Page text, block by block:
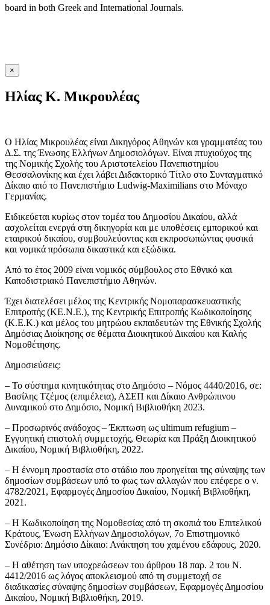
board in both Greek and International Journals.
×
Ηλίας K. Μικρουλέας
Ο Ηλίας Μικρουλέας είναι Δικηγόρος Αθηνών και γραμματέας του
Δ.Σ. της Ένωσης Ελλήνων Δημοσιολόγων. Είναι πτυχιούχος της
της Νομικής Σχολής του Αριστοτελείου Πανεπιστημίου
Θεσσαλονίκης και έχει λάβει Διδακτορικό Τίτλο στο Συνταγματικό
Δίκαιο από το Πανεπιστήμιο Ludwig-Maximilians στο Μόναχο
Γερμανίας.
Eιδικεύεται κυρίως στον τομέα του Δημοσίου Δικαίου, αλλά
ασχολείται ενεργά στη δικηγορία και με υποθέσεις εμπορικού και
εταιρικού δικαίου, συμβουλεύοντας και εκπροσωπώντας φυσικά
και νομικά πρόσωπα δικαστικά και εξώδικα.
Από το έτος 2009 είναι νομικός σύμβουλος στο Εθνικό και
Καποδιστριακό Πανεπιστήμιο Αθηνών.
Έχει διατελέσει μέλος της Κεντρικής Νομοπαρασκευαστικής
Επιτροπής (ΚΕ.Ν.Ε.), της Κεντρικής Επιτροπής Κωδικοποίησης
(Κ.Ε.Κ.) και μέλος του μητρώου εκπαιδευτών της Εθνικής Σχολής
Δημόσιας Διοίκησης σε θέματα Διοικητικού Δικαίου και Καλής
Νομοθέτησης.
Δημοσιεύσεις:
– Το σύστημα κινητικότητας στο Δημόσιο – Νόμος 4440/2016, σε:
Βασίλης Τζέμος (επιμέλεια), ΑΣΕΠ και Δίκαιο Ανθρώπινου
Δυναμικού στο Δημόσιο, Νομική Βιβλιοθήκη 2023.
– Προσωρινός ανάδοχος – Έκπτωση ως ultimum refugium –
Εγγυητική επιστολή συμμετοχής, Θεωρία και Πράξη Διοικητικού
Δικαίου, Νομική Βιβλιοθήκη, 2022.
– Η έννομη προστασία στο στάδιο που προηγείται της σύναψης των
δημοσίων συμβάσεων υπό το φως των αλλαγών που επέφερε ο ν.
4782/2021, Εφαρμογές Δημοσίου Δικαίου, Νομική Βιβλιοθήκη,
2021.
– Η Κωδικοποίηση της Νομοθεσίας από τη σκοπιά του Επιτελικού
Κράτους, Ένωση Ελλήνων Δημοσιολόγων, 7ο Επιστημονικό
Συνέδριο: Δημόσιο Δίκαιο: Ανάκτηση του χαμένου εδάφους, 2020.
– Η αθέτηση των υποχρεώσεων του άρθρου 18 παρ. 2 του Ν.
4412/2016 ως λόγος αποκλεισμού από τη συμμετοχή σε
διαδικασίες σύναψης δημοσίων συμβάσεων, Εφαρμογές Δημοσίου
Δικαίου, Νομική Βιβλιοθήκη, 2019.